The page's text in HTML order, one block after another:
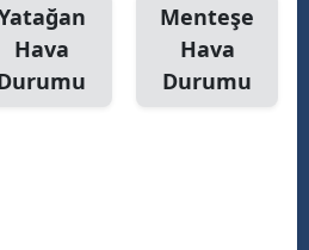
Hava
Menteşe
Hava
Durumu